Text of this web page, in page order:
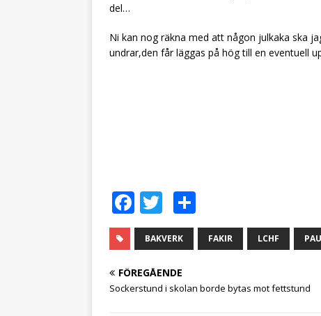
del…
Ni kan nog räkna med att någon julkaka ska
undrar,den får läggas på hög till en eventuell
F
a
c
e
b
T
w
it
te
r
el
a
BAKVERK FAKIR LCHF
FÖREGÅENDE
Sockerstund i skolan borde bytas mot fettstund